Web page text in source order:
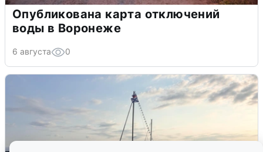
Опубликована карта отключений
воды в Воронеже
6 августа 0